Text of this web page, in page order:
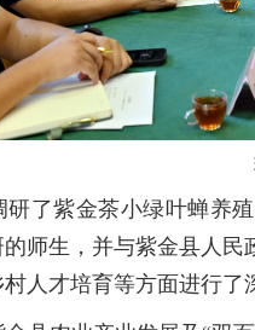
研了紫金茶小绿叶蝉养
师生，并与紫金县人
人才培育等方面进行了